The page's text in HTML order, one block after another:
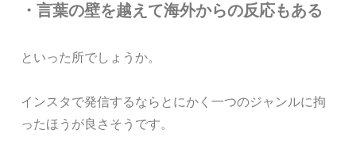
・言葉の壁を越えて海外からの反応もある
といった所でしょうか。
インスタで発信するならとにかく一つのジャンルに拘
ったほうが良さそうです。